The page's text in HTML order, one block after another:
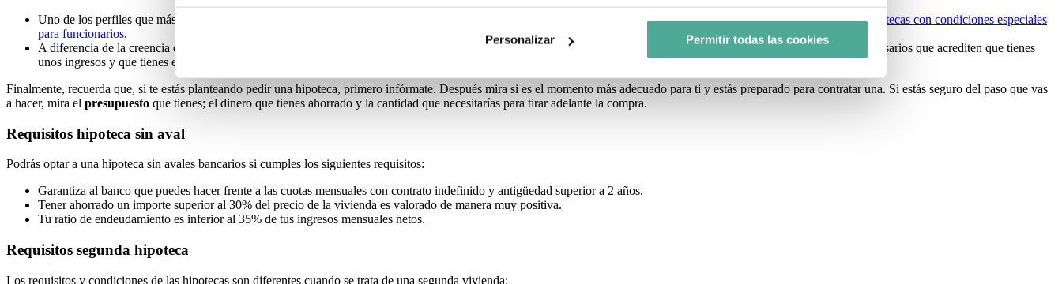
Personalizar Permitir todas las cookies
Uno de los perfiles que más gustan a los bancos son los funcionarios, porque son aquellos que tienen un contrato fijo y prácticamente un sueldo asegurado ofreciendohipotecas con condiciones especiales
para funcionarios.
A diferencia de la creencia que se tiene, conseguir una
no es imposible. Lo único que tienes que hacer es presentar todos los documentos necesarios que acrediten que tienes
unos ingresos y que tienes estabilidad económica.
Finalmente, recuerda que, si te estás planteando pedir una hipoteca, primero infórmate. Después mira si es el momento más adecuado para ti y estás preparado para contratar una. Si estás seguro del paso que vas
a hacer, mira el presupuesto que tienes; el dinero que tienes ahorrado y la cantidad que necesitarías para tirar adelante la compra.
Requisitos hipoteca sin aval
Podrás optar a una hipoteca sin avales bancarios si cumples los siguientes requisitos:
Garantiza al banco que puedes hacer frente a las cuotas mensuales con contrato indefinido y antigüedad superior a 2 años.
Tener ahorrado un importe superior al 30% del precio de la vivienda es valorado de manera muy positiva.
Tu ratio de endeudamiento es inferior al 35% de tus ingresos mensuales netos.
Requisitos segunda hipoteca
Los requisitos y condiciones de las hipotecas son diferentes cuando se trata de una segunda vivienda: